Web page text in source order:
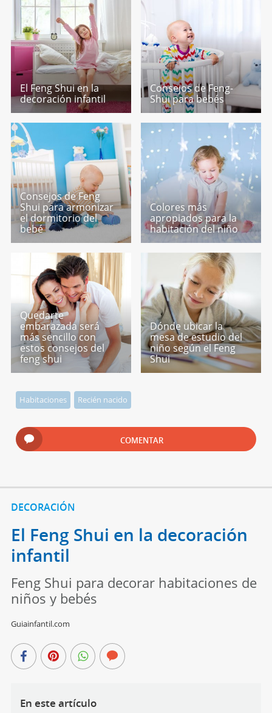
El Feng Shui en la
decoración infantil
Consejos de Feng-
Shui para bebés
Consejos de Feng
Shui para armonizar
el dormitorio del
bebé
Colores más
apropiados para la
habitación del niño
Quedarte
embarazada será
más sencillo con
estos consejos del
feng shui
Dónde ubicar la
mesa de estudio del
niño según el Feng
Shui
Habitaciones Recién nacido
COMENTAR
DECORACIÓN
El Feng Shui en la decoración
infantil
Feng Shui para decorar habitaciones de
niños y bebés
Guiainfantil.com
En este artículo